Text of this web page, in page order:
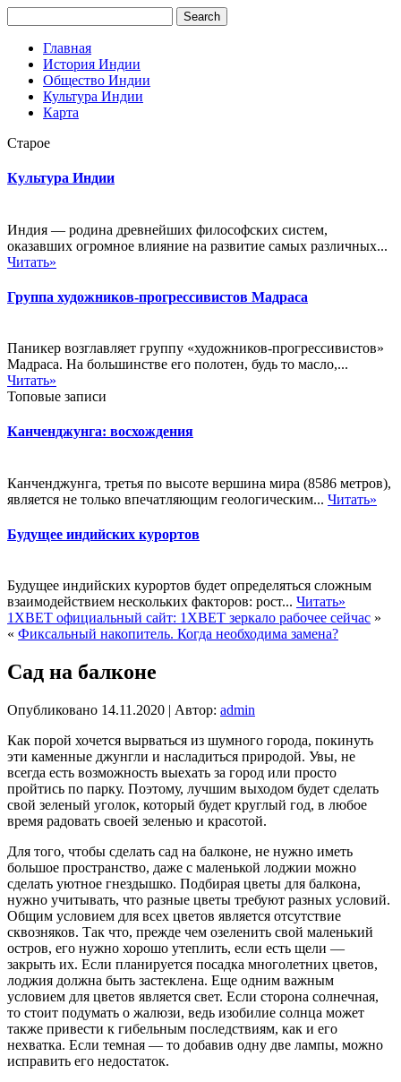
Главная
История Индии
Общество Индии
Культура Индии
Карта
Старое
Культура Индии
Индия — родина древнейших философских систем,
оказавших огромное влияние на развитие самых различных...
Читать»
Группа художников-прогрессивистов Мадраса
Паникер возглавляет группу «художников-прогрессивистов»
Мадраса. На большинстве его полотен, будь то масло,...
Читать»
Топовые записи
Канченджунга: восхождения
Канченджунга, третья по высоте вершина мира (8586 метров),
является не только впечатляющим геологическим... Читать»
Будущее индийских курортов
Будущее индийских курортов будет определяться сложным
взаимодействием нескольких факторов: рост... Читать»
1XBET официальный сайт: 1XBET зеркало рабочее сейчас »
« Фиксальный накопитель. Когда необходима замена?
Сад на балконе
Опубликовано 14.11.2020 | Автор: admin
Как порой хочется вырваться из шумного города, покинуть
эти каменные джунгли и насладиться природой. Увы, не
всегда есть возможность выехать за город или просто
пройтись по парку. Поэтому, лучшим выходом будет сделать
свой зеленый уголок, который будет круглый год, в любое
время радовать своей зеленью и красотой.
Для того, чтобы сделать сад на балконе, не нужно иметь
большое пространство, даже с маленькой лоджии можно
сделать уютное гнездышко. Подбирая цветы для балкона,
нужно учитывать, что разные цветы требуют разных условий.
Общим условием для всех цветов является отсутствие
сквозняков. Так что, прежде чем озеленить свой маленький
остров, его нужно хорошо утеплить, если есть щели —
закрыть их. Если планируется посадка многолетних цветов,
лоджия должна быть застеклена. Еще одним важным
условием для цветов является свет. Если сторона солнечная,
то стоит подумать о жалюзи, ведь изобилие солнца может
также привести к гибельным последствиям, как и его
нехватка. Если темная — то добавив одну две лампы, можно
исправить его недостаток.